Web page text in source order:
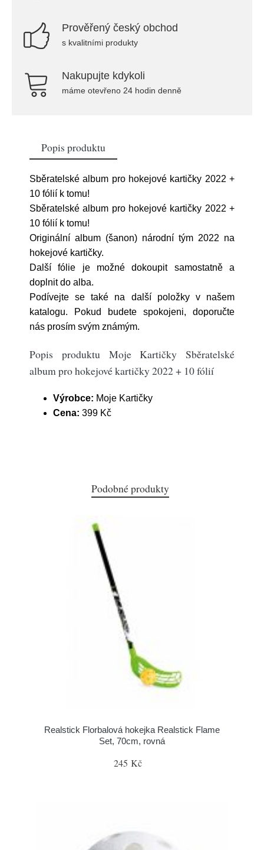
Prověřený český obchod
s kvalitními produkty
Nakupujte kdykoli
máme otevřeno 24 hodin denně
Popis produktu
Sběratelské album pro hokejové kartičky 2022 +
10 fólií k tomu!
Sběratelské album pro hokejové kartičky 2022 +
10 fólií k tomu!
Originální album (šanon) národní tým 2022 na
hokejové kartičky.
Další fólie je možné dokoupit samostatně a
doplnit do alba.
Podívejte se také na další položky v našem
katalogu. Pokud budete spokojeni, doporučte
nás prosím svým známým.
Popis produktu Moje Kartičky Sběratelské
album pro hokejové kartičky 2022 + 10 fólií
Výrobce: Moje Kartičky
Cena: 399 Kč
Podobné produkty
Realstick Florbalová hokejka Realstick Flame
Set, 70cm, rovná
245 Kč